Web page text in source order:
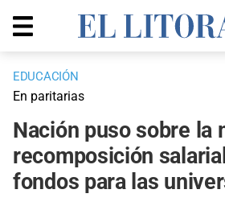
EDUCACIÓN
En paritarias
Nación puso sobre la
recomposición
fondos para las